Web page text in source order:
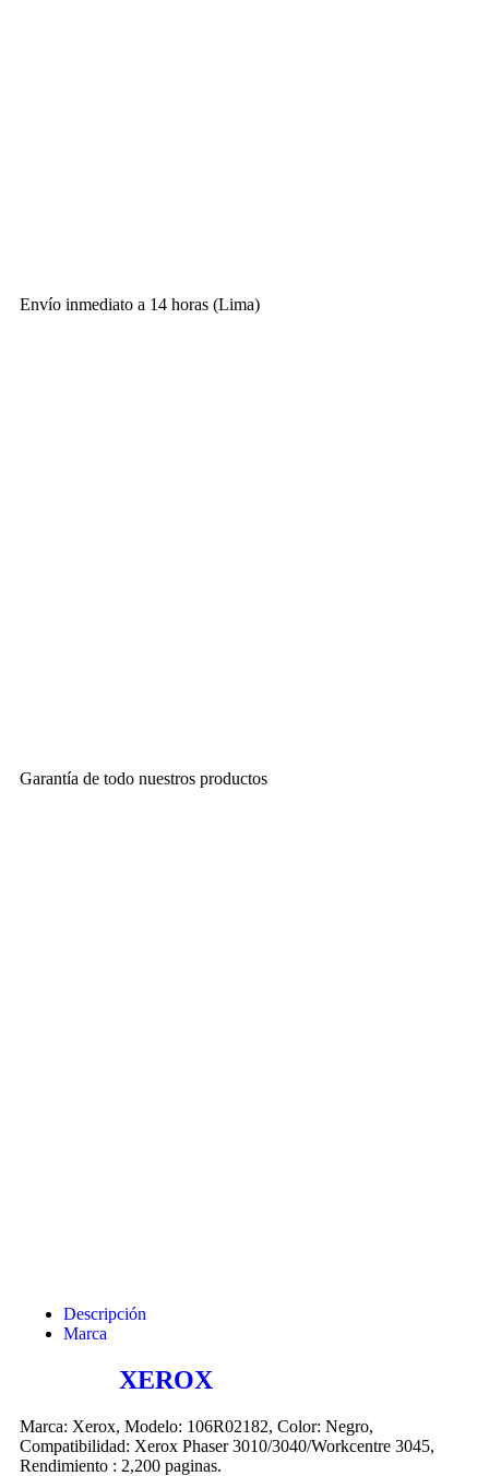
Envío inmediato a 14 horas (Lima)
Garantía de todo nuestros productos
Descripción
Marca
XEROX
Marca: Xerox, Modelo: 106R02182, Color: Negro,
Compatibilidad: Xerox Phaser 3010/3040/Workcentre 3045,
Rendimiento : 2,200 paginas.